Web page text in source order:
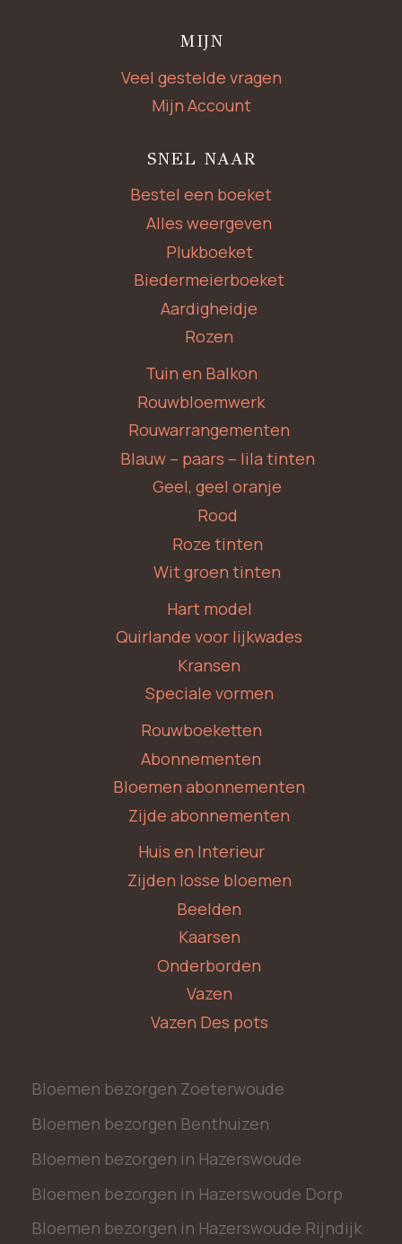
MIJN
Veel gestelde vragen
Mijn Account
SNEL NAAR
Bestel een boeket
Alles weergeven
Plukboeket
Biedermeierboeket
Aardigheidje
Rozen
Tuin en Balkon
Rouwbloemwerk
Rouwarrangementen
Blauw – paars – lila tinten
Geel, geel oranje
Rood
Roze tinten
Wit groen tinten
Hart model
Quirlande voor lijkwades
Kransen
Speciale vormen
Rouwboeketten
Abonnementen
Bloemen abonnementen
Zijde abonnementen
Huis en Interieur
Zijden losse bloemen
Beelden
Kaarsen
Onderborden
Vazen
Vazen Des pots
Bloemen bezorgen Zoeterwoude
Bloemen bezorgen Benthuizen
Bloemen bezorgen in Hazerswoude
Bloemen bezorgen in Hazerswoude Dorp
Bloemen bezorgen in Hazerswoude Rijndijk